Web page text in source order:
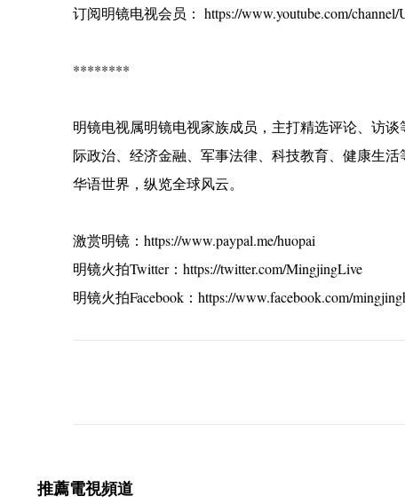
订阅明镜电视会员： https://www.youtube.com/
********
明镜电视属明镜电视家族成员，主打精选评论、访
际政治、经济金融、军事法律、科技教育、健康生
华语世界，纵览全球风云。
激赏明镜：https://www.paypal.me/huopai
明镜火拍Twitter：https://twitter.com/MingjingLive
明镜火拍Facebook：https://www.facebook.com/
n
推薦電視頻道